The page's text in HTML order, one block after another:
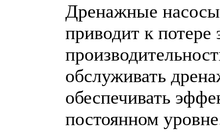
Дренажные
приводит к
обслуживать
обеспечивать
постоянном